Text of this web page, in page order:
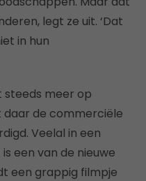
legt ze uit. ‘Dat
in hun
steeds meer op
daar de commerciële
Veelal in een
is een van de nieuwe
een grappig filmpje